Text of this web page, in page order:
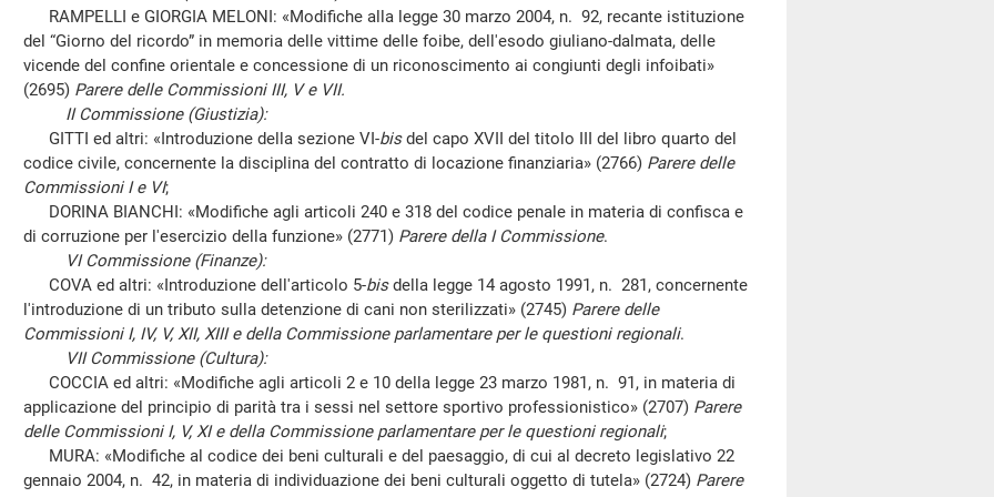
RAMPELLI e GIORGIA MELONI: «Modifiche alla legge 30 marzo 2004, n. 92, recante istituzione
del “Giorno del ricordo” in memoria delle vittime delle foibe, dell'esodo giuliano-dalmata, delle
vicende del confine orientale e concessione di un riconoscimento ai congiunti degli infoibati»
(2695) Parere delle Commissioni III, V e VII.
II Commissione (Giustizia):
GITTI ed altri: «Introduzione della sezione VI-bisdel capo XVII del titolo III del libro quarto del
codice civile, concernente la disciplina del contratto di locazione finanziaria» (2766) Parere delle
Commissioni I e VI;
DORINA BIANCHI: «Modifiche agli articoli 240 e 318 del codice penale in materia di confisca e
di corruzione per l'esercizio della funzione» (2771) Parere della I Commissione.
VI Commissione (Finanze):
COVA ed altri: «Introduzione dell'articolo 5-bisdella legge 14 agosto 1991, n. 281, concernente
l'introduzione di un tributo sulla detenzione di cani non sterilizzati» (2745) Parere delle
Commissioni I, IV, V, XII, XIII e della Commissione parlamentare per le questioni regionali.
VII Commissione (Cultura):
COCCIA ed altri: «Modifiche agli articoli 2 e 10 della legge 23 marzo 1981, n. 91, in materia di
applicazione del principio di parità tra i sessi nel settore sportivo professionistico» (2707) Parere
delle Commissioni I, V, XI e della Commissione parlamentare per le questioni regionali;
MURA: «Modifiche al codice dei beni culturali e del paesaggio, di cui al decreto legislativo 22
gennaio 2004, n. 42, in materia di individuazione dei beni culturali oggetto di tutela» (2724) Parere